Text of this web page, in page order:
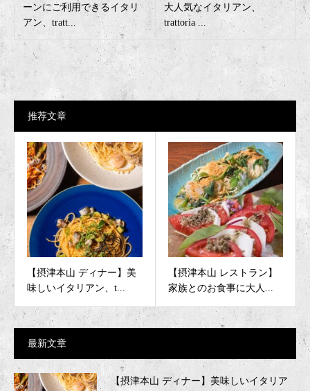
ーンにご利用できるイタリ
アン、tratt...
大人気なイタリアン、
trattoria ...
推荐文章
【摂津本山 ディナー】美
味しいイタリアン、t...
【摂津本山 レストラン】
家族とのお食事に大人...
最新文章
【摂津本山 ディナー】美味しいイタリア